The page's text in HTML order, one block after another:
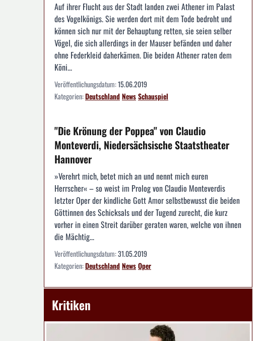
Auf ihrer Flucht aus der Stadt landen zwei Athener im Palast
des Vogelkönigs. Sie werden dort mit dem Tode bedroht und
können sich nur mit der Behauptung retten, sie seien selber
Vögel, die sich allerdings in der Mauser befänden und daher
ohne Federkleid daherkämen. Die beiden Athener raten dem
Köni...
Veröffentlichungsdatum:15.06.2019
Kategorien:DeutschlandNewsSchauspiel
"Die Krönung der Poppea" von Claudio
Monteverdi, Niedersächsische Staatstheater
Hannover
»Verehrt mich, betet mich an und nennt mich euren
Herrscher« – so weist im Prolog von Claudio Monteverdis
letzter Oper der kindliche Gott Amor selbstbewusst die beiden
Göttinnen des Schicksals und der Tugend zurecht, die kurz
vorher in einen Streit darüber geraten waren, welche von ihnen
die Mächtig...
Veröffentlichungsdatum:31.05.2019
Kategorien:DeutschlandNewsOper
Kritiken